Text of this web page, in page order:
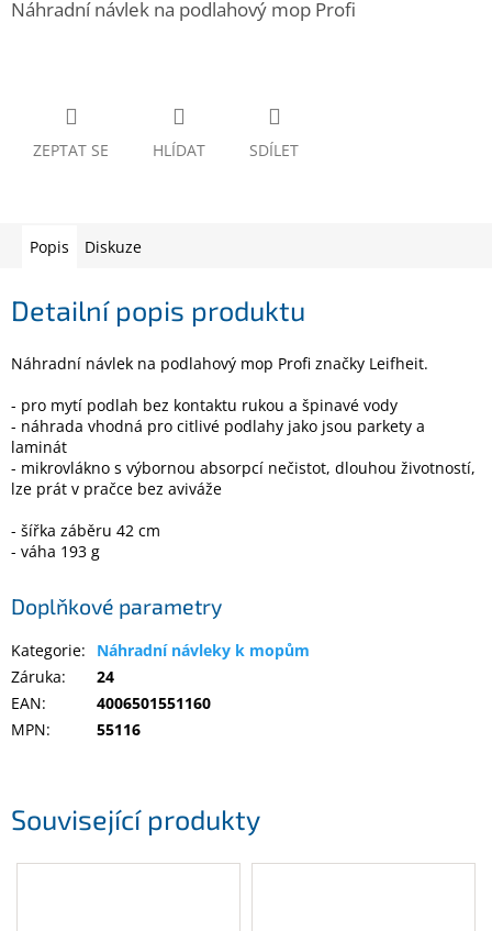
www.inpraise.cz
Telefony
tablety
a
zahrada
spotřebiče
Počítače
a
notebooky
Elektronika
Domácnost
%
Black
Friday
Akční
zboží
Náhradní návlek na podlahový mop Profi
ZEPTAT SE HLÍDAT SDÍLET
Související produkty
Popis Diskuze
Detailní popis produktu
Náhradní návlek na podlahový mop Profi značky Leifheit.
- pro mytí podlah bez kontaktu rukou a špinavé vody
- náhrada vhodná pro citlivé podlahy jako jsou parkety a
laminát
- mikrovlákno s výbornou absorpcí nečistot, dlouhou životností,
lze prát v pračce bez aviváže
- šířka záběru 42 cm
- váha 193 g
Doplňkové parametry
Kategorie:
Náhradní návleky k mopům
Záruka:
24
EAN:
4006501551160
MPN: 55116